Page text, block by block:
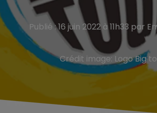
Publié : 16 juin 2022 à 11h33 par
Crédit image: Logo Big